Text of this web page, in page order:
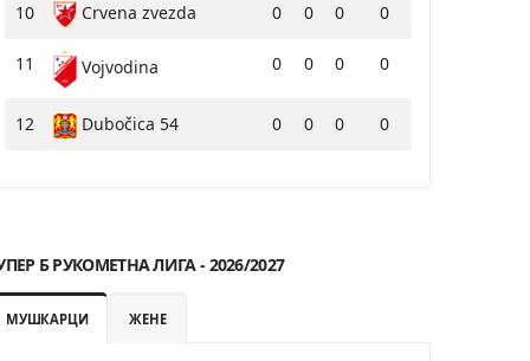
10 Crvena zvezda 0 0 0 0
11 Vojvodina 0 0 0 0
12 Dubočica 54 0 0 0 0
Б РУКОМЕТНА ЛИГА - 2026/2027
МУШКАРЦИ ЖЕНЕ